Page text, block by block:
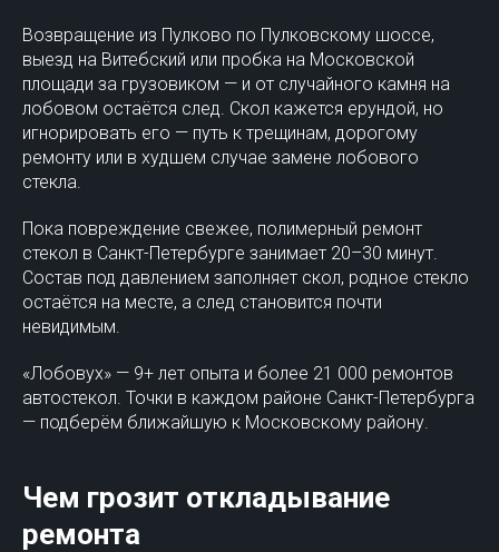
Возвращение из Пулково по Пулковскому шоссе,
выезд на Витебский или пробка на Московской
площади за грузовиком — и от случайного камня на
лобовом остаётся след. Скол кажется ерундой, но
игнорировать его — путь к трещинам, дорогому
ремонту или в худшем случае замене лобового
стекла.
Пока повреждение свежее, полимерный ремонт
стекол в Санкт-Петербурге занимает 20–30 минут.
Состав под давлением заполняет скол, родное стекло
остаётся на месте, а след становится почти
невидимым.
«Лобовух» — 9+ лет опыта и более 21 000 ремонтов
автостекол. Точки в каждом районе Санкт-Петербурга
— подберём ближайшую к Московскому району.
Чем грозит откладывание
ремонта